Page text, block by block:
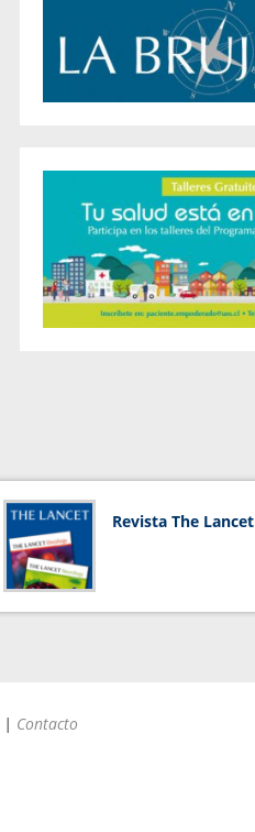
Revista The Lancet
| Contacto